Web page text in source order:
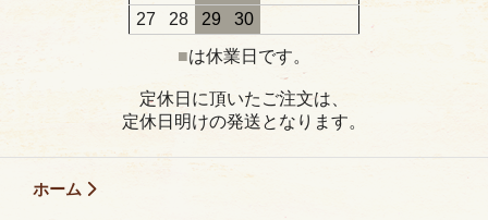
27
28 29
30
■は休業日です。
定休日に頂いたご注文は、
定休日明けの発送となります。
ホーム